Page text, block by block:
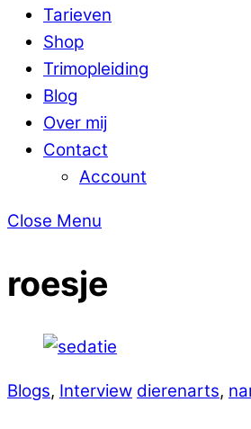
Tarieven
Shop
Trimopleiding
Blog
Over mij
Contact
Account
Close Menu
roesje
Blogs, Interview dierenarts,